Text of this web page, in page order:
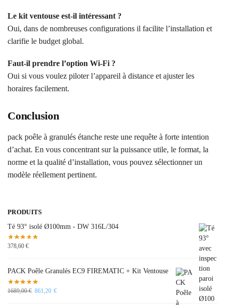
Le kit ventouse est-il intéressant ?
Oui, dans de nombreuses configurations il facilite l’installation et
clarifie le budget global.
Faut-il prendre l’option Wi‑Fi ?
Oui si vous voulez piloter l’appareil à distance et ajuster les
horaires facilement.
Conclusion
pack poêle à granulés étanche reste une requête à forte intention
d’achat. En vous concentrant sur la puissance utile, le format, la
norme et la qualité d’installation, vous pouvez sélectionner un
modèle réellement pertinent.
PRODUITS
Té 93° isolé Ø100mm - DW 316L/304
378,60 €
PACK Poêle Granulés EC9 FIREMATIC + Kit Ventouse
1689,00€ 861,20 €